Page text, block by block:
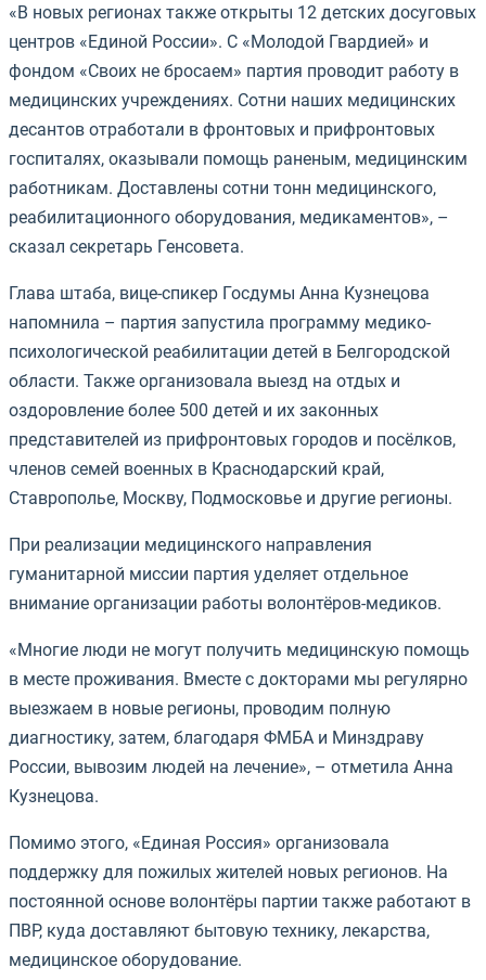
«В новых регионах также открыты 12 детских досуговых
центров «Единой России». С «Молодой Гвардией» и
фондом «Своих не бросаем» партия проводит работу в
медицинских учреждениях. Сотни наших медицинских
десантов отработали в фронтовых и прифронтовых
госпиталях, оказывали помощь раненым, медицинским
работникам. Доставлены сотни тонн медицинского,
реабилитационного оборудования, медикаментов», –
сказал секретарь Генсовета.
Глава штаба, вице-спикер Госдумы Анна Кузнецова
напомнила – партия запустила программу медико-
психологической реабилитации детей в Белгородской
области. Также организовала выезд на отдых и
оздоровление более 500 детей и их законных
представителей из прифронтовых городов и посёлков,
членов семей военных в Краснодарский край,
Ставрополье, Москву, Подмосковье и другие регионы.
При реализации медицинского направления
гуманитарной миссии партия уделяет отдельное
внимание организации работы волонтёров-медиков.
«Многие люди не могут получить медицинскую помощь
в месте проживания. Вместе с докторами мы регулярно
выезжаем в новые регионы, проводим полную
диагностику, затем, благодаря ФМБА и Минздраву
России, вывозим людей на лечение», – отметила Анна
Кузнецова.
Помимо этого, «Единая Россия» организовала
поддержку для пожилых жителей новых регионов. На
постоянной основе волонтёры партии также работают в
ПВР, куда доставляют бытовую технику, лекарства,
медицинское оборудование.